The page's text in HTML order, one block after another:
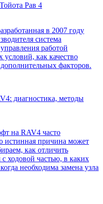
Рав 4
в 2007 году
система
работой
условий, как качество
факторов.
диагностика, методы
на RAV4 часто
истинная причина может
как отличить
ходовой частью, в каких
необходима замена узла